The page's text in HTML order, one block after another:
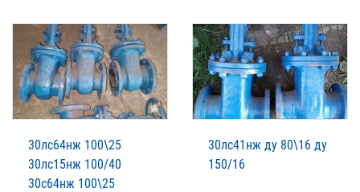
30лс64нж 100\25
30лс15нж 100/40
30с64нж 100\25
30лс41нж ду 80\16 ду
150/16